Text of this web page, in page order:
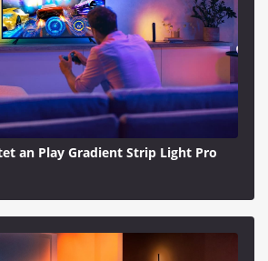
an Play Gradient Strip Light Pro